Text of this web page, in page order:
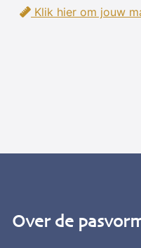
Klik hier om jouw
Over de